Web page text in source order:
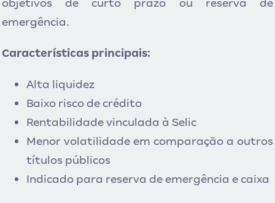
objetivos de curto prazo ou reserva de
emergência.
Características principais:
Alta liquidez
Baixo risco de crédito
Rentabilidade vinculada à Selic
Menor volatilidade em comparação a outros
títulos públicos
Indicado para reserva de emergência e caixa